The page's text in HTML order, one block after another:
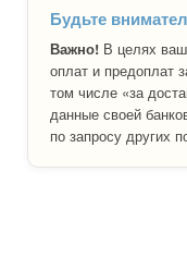
Будьте
Важно! В целях
оплат и предоплат
том числе «за
данные своей
по запросу других